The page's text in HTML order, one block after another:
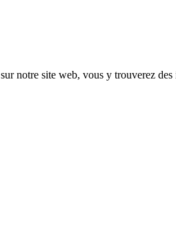
sur notre site web, vous y trouverez